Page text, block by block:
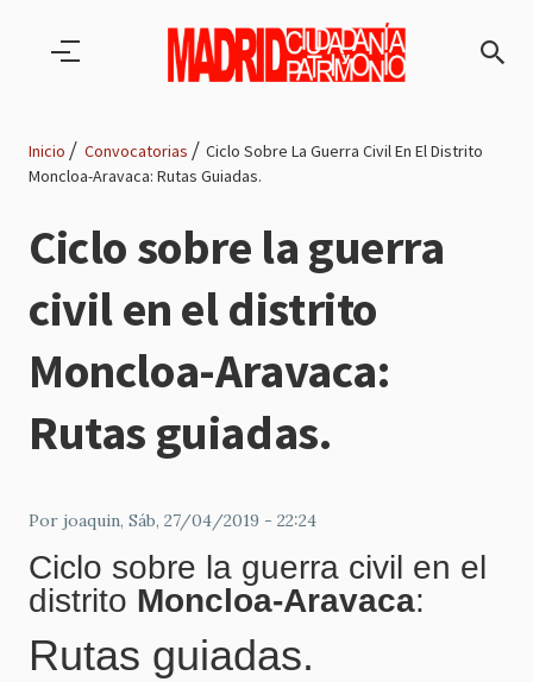
de
navegación
Inicio Convocatorias
Ciclo Sobre La Guerra Civil En El Distrito
Moncloa-Aravaca: Rutas Guiadas.
Ciclo sobre la guerra
civil en el distrito
Moncloa-Aravaca:
Rutas guiadas.
Por joaquin, Sáb, 27/04/2019 - 22:24
Ciclo sobre la guerra civil en el
distrito Moncloa-Aravaca:
Rutas guiadas.